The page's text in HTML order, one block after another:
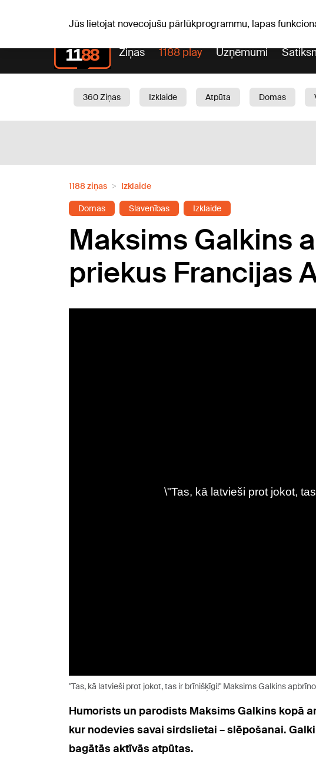
Jūs lietojat novecojušu pārlūkprogrammu, lapas
Ziņas 1188 play Uzņēmumi
360 Ziņas Izklaide Atpūta Domas
1188 ziņas Izklaide
Domas Slavenības Izklaide
Maksims Galkins
priekus Francijas
"Tas, kā latvieši prot jokot, tas ir brīnišķīgi!" Maksims Galkins
Humorists un parodists Maksims Galkins kopā
kur nodevies savai sirdslietai – slēpošanai.
bagātās aktīvās atpūtas.